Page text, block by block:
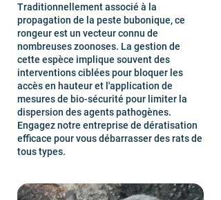
Traditionnellement associé à la
propagation de la peste bubonique, ce
rongeur est un vecteur connu de
nombreuses zoonoses. La gestion de
cette espèce implique souvent des
interventions ciblées pour bloquer les
accès en hauteur et l'application de
mesures de bio-sécurité pour limiter la
dispersion des agents pathogènes.
Engagez notre entreprise de dératisation
efficace pour vous débarrasser des rats de
tous types.